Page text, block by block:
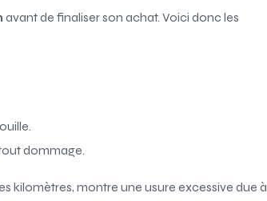
avant de finaliser son achat. Voici donc les
dommage.
kilomètres, montre une usure excessive due à